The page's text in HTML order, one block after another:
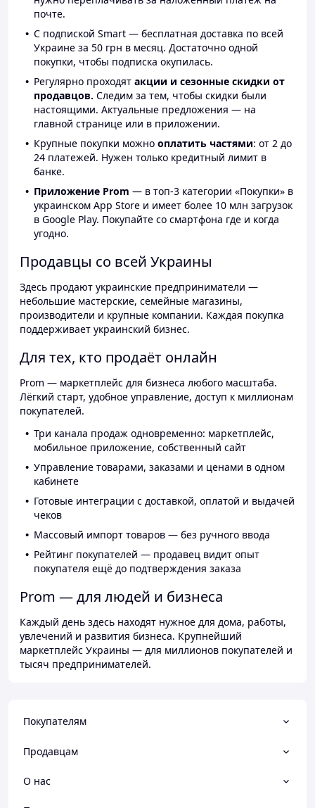
почте.
С подпиской Smart — бесплатная доставка по всей
Украине за 50 грн в месяц. Достаточно одной
покупки, чтобы подписка окупилась.
Регулярно проходят акции и сезонные скидки от
продавцов. Следим за тем, чтобы скидки были
настоящими. Актуальные предложения — на
главной странице или в приложении.
Крупные покупки можно оплатить частями: от 2 до
24 платежей. Нужен только кредитный лимит в
банке.
Приложение Prom — в топ-3 категории «Покупки» в
украинском App Store и имеет более 10 млн загрузок
в Google Play. Покупайте со смартфона где и когда
угодно.
Продавцы со всей Украины
Здесь продают украинские предприниматели —
небольшие мастерские, семейные магазины,
производители и крупные компании. Каждая покупка
поддерживает украинский бизнес.
Для тех, кто продаёт онлайн
Prom — маркетплейс для бизнеса любого масштаба.
Лёгкий старт, удобное управление, доступ к миллионам
покупателей.
Три канала продаж одновременно: маркетплейс,
мобильное приложение, собственный сайт
Управление товарами, заказами и ценами в одном
кабинете
Готовые интеграции с доставкой, оплатой и выдачей
чеков
Массовый импорт товаров — без ручного ввода
Рейтинг покупателей — продавец видит опыт
покупателя ещё до подтверждения заказа
Prom — для людей и бизнеса
Каждый день здесь находят нужное для дома, работы,
увлечений и развития бизнеса. Крупнейший
маркетплейс Украины — для миллионов покупателей и
тысяч предпринимателей.
Покупателям
Продавцам
О нас